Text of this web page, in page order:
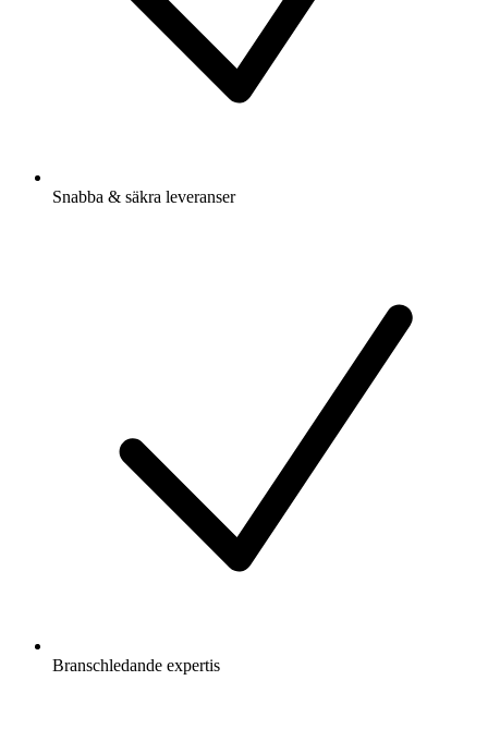
Snabba & säkra leveranser
Branschledande expertis